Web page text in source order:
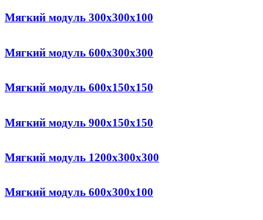
Мягкий модуль 300х300х100
Мягкий модуль 600х300х300
Мягкий модуль 600х150х150
Мягкий модуль 900х150х150
Мягкий модуль 1200x300x300
Мягкий модуль 600x300x100